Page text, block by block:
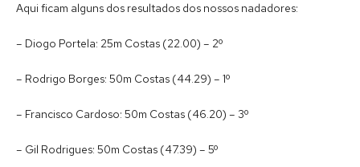
Aqui ficam alguns dos resultados dos nossos nadadores:
– Diogo Portela: 25m Costas (22.00) – 2º
– Rodrigo Borges: 50m Costas (44.29) – 1º
– Francisco Cardoso: 50m Costas (46.20) – 3º
– Gil Rodrigues: 50m Costas (47.39) – 5º